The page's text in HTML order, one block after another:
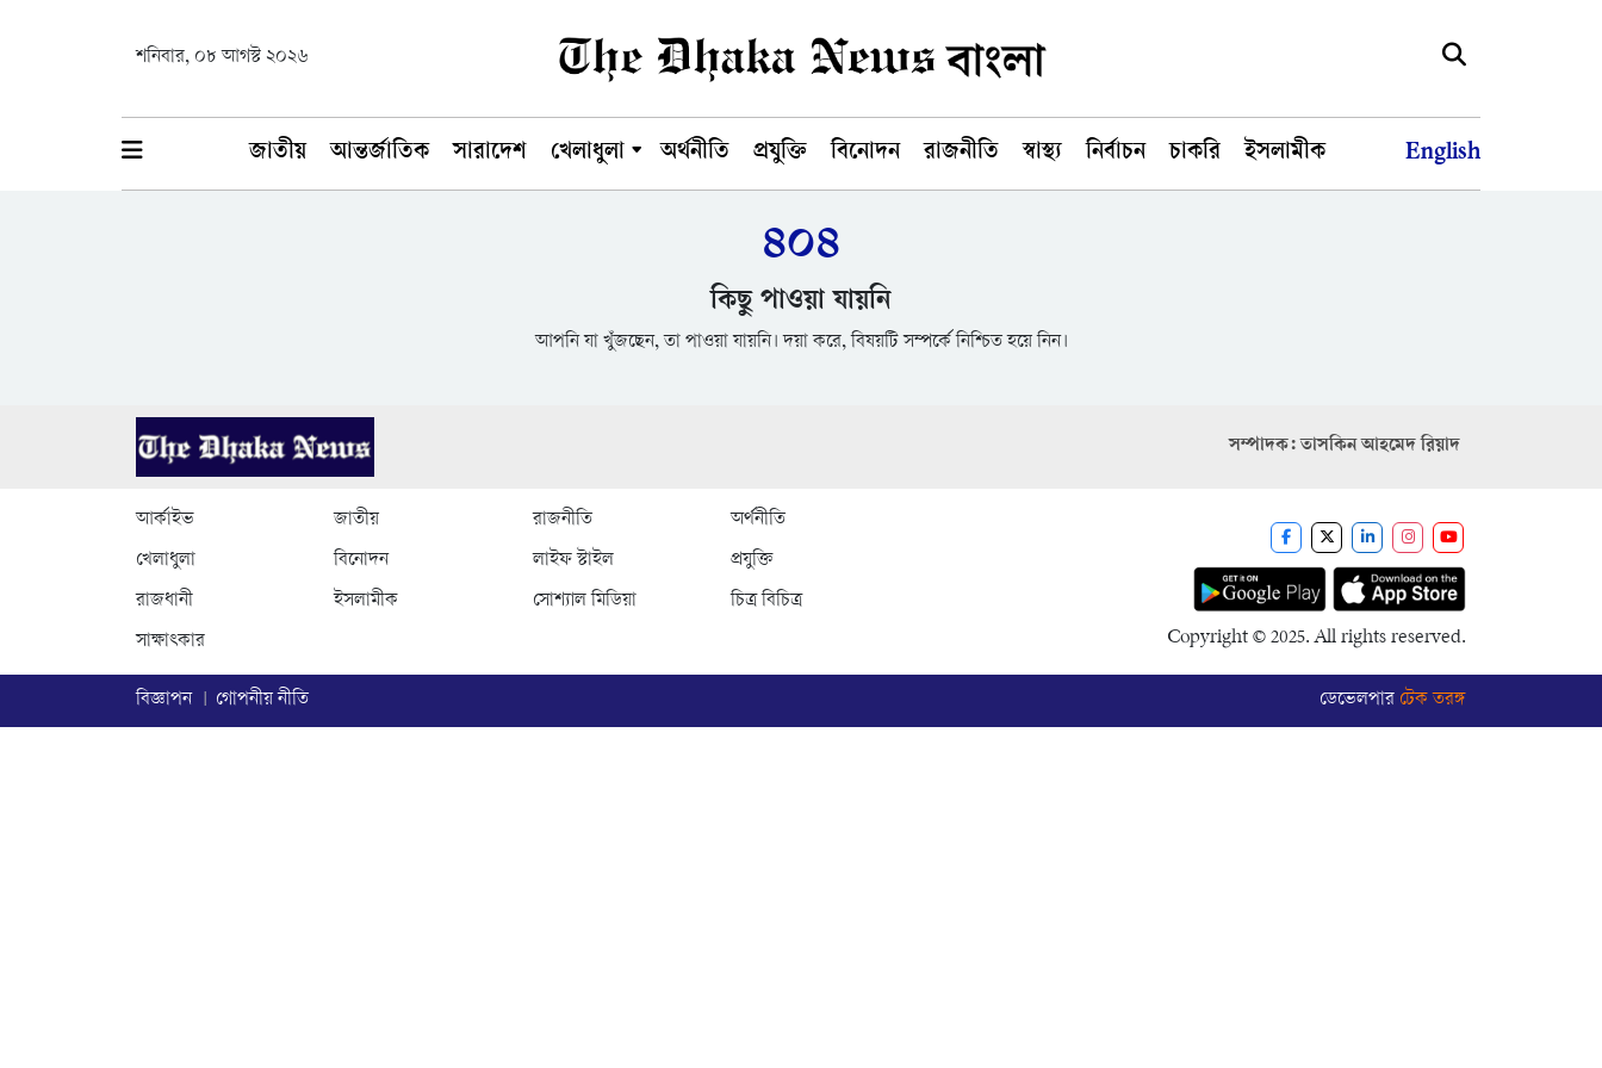
শনিবার, ০৮ আগস্ট ২০২৬
জাতীয় আন্তর্জাতিক সারাদেশ খেলাধুলা অর্থনীতি প্রযুক্তি বিনোদন রাজনীতি স্বাস্থ্য নির্বাচন চাকরি ইসলামীক English
৪০৪
কিছু পাওয়া যায়নি
আপনি যা খুঁজছেন, তা পাওয়া যায়নি। দয়া করে, বিষয়টি সম্পর্কে নিশ্চিত হয়ে নিন।
সম্পাদক: তাসকিন আহমেদ রিয়াদ
আর্কাইভ জাতীয় রাজনীতি
অর্থনীতি
খেলাধুলা
বিনোদন লাইফ স্টাইল
প্রযুক্তি
রাজধানী
ইসলামীক সোশ্যাল মিডিয়া
চিত্র বিচিত্র
সাক্ষাৎকার
Copyright © 2025. All rights reserved.
বিজ্ঞাপন গোপনীয় নীতি ডেভেলপার টেক তরঙ্গ